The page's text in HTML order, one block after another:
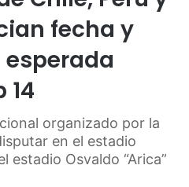
fecha y
14
organizado por la
en el estadio
estadio Osvaldo “Arica”